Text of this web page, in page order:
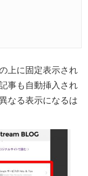
上に固定表示され
事も自動挿入され
なる表示になるは